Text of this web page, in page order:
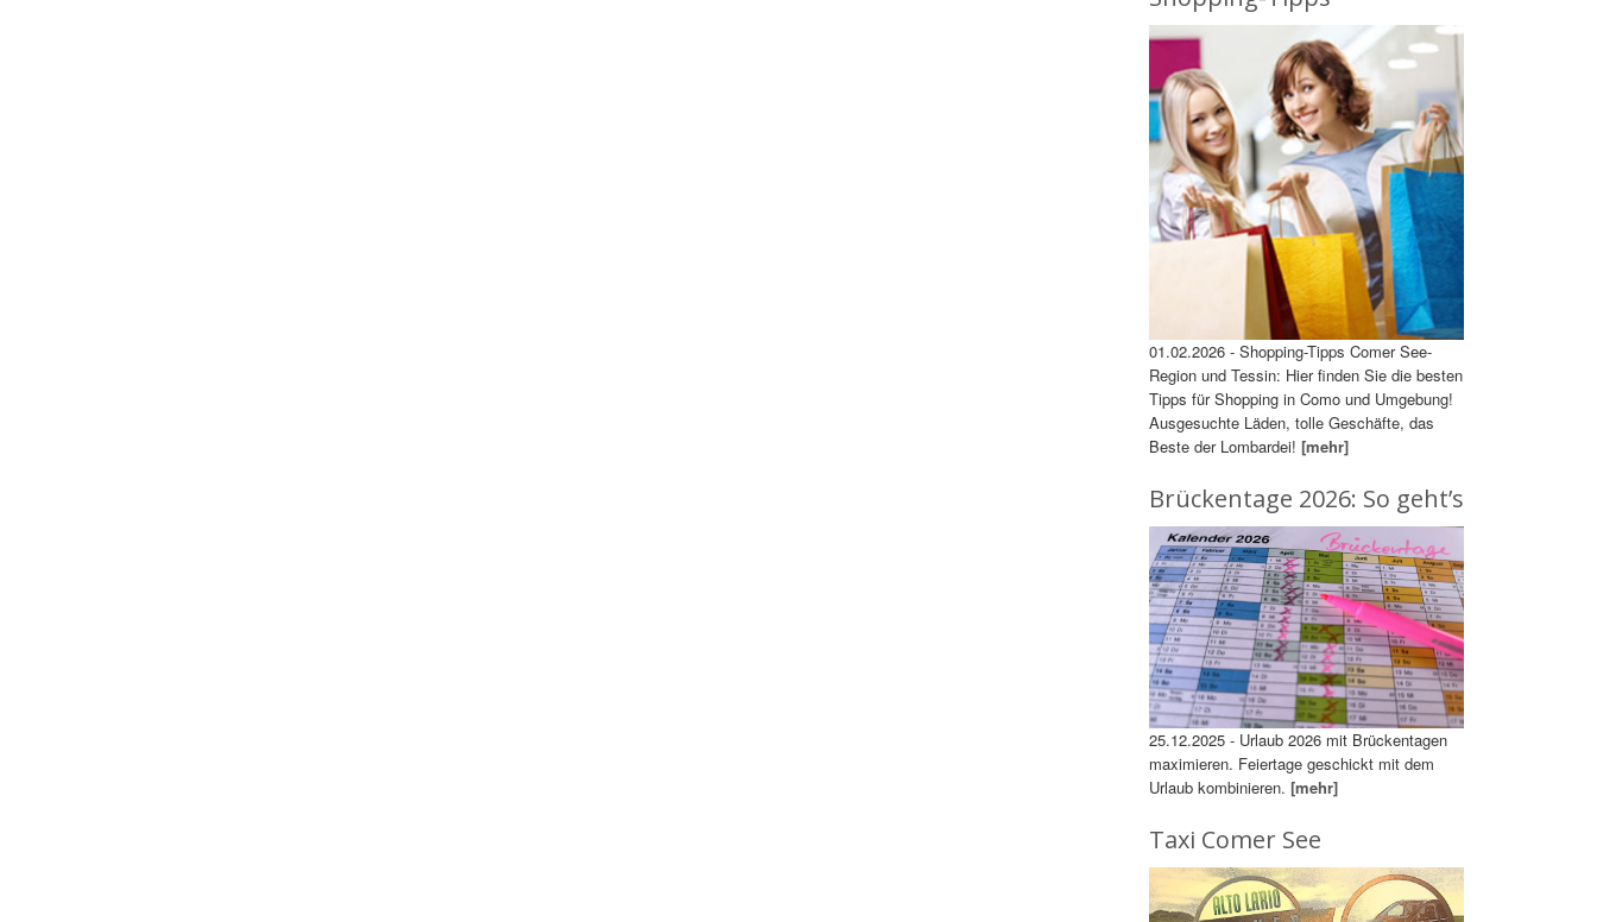
01.02.2026 - Shopping-Tipps Comer See-
Region und Tessin: Hier finden Sie die besten
Tipps für Shopping in Como und Umgebung!
Ausgesuchte Läden, tolle Geschäfte, das
Beste der Lombardei! [mehr]
Brückentage 2026: So geht’s
25.12.2025 - Urlaub 2026 mit Brückentagen
maximieren. Feiertage geschickt mit dem
Urlaub kombinieren. [mehr]
Taxi Comer See